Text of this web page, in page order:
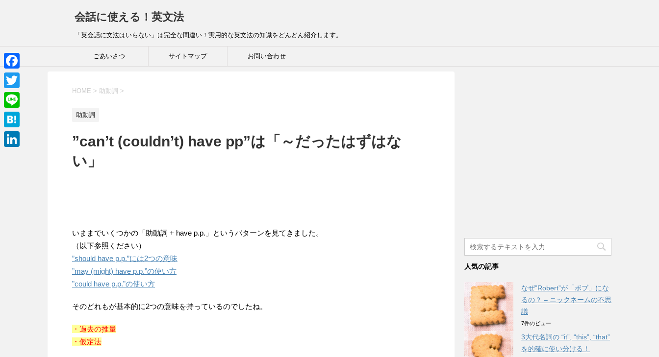
会話に使える！英文法
「英会話に文法はいらない」は完全な間違い！実用的な英文法の知識をどんどん紹介します。
ごあいさつ サイトマップ お問い合わせ
HOME > 助動詞 >
助動詞
”can’t (couldn’t) have pp”は「～だったはずはな
い」
いままでいくつかの「助動詞 + have p.p.」というパターンを見てきました。
（以下参照ください）
”should have p.p.”には2つの意味
”may (might) have p.p.”の使い方
”could have p.p.”の使い方
そのどれもが基本的に2つの意味を持っているのでしたね。
・過去の推量
・仮定法
人気の記事
なぜ”Robert”が「ボブ」にな
るの？ – ニックネームの不思
議
7件のビュー
3大代名詞の “it”, “this”, “that”
を的確に使い分ける！
F
a
c
e
b
T
w
i
L
i
n
H